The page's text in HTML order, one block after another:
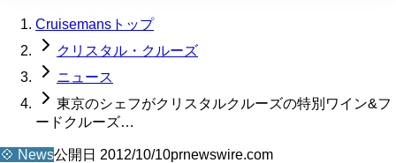
Cruisemansトップ
クリスタル・クルーズ
ニュース
東京のシェフがクリスタルクルーズの特別ワイン&フ
ードクルーズ…
💠 News公開日 2012/10/10prnewswire.com